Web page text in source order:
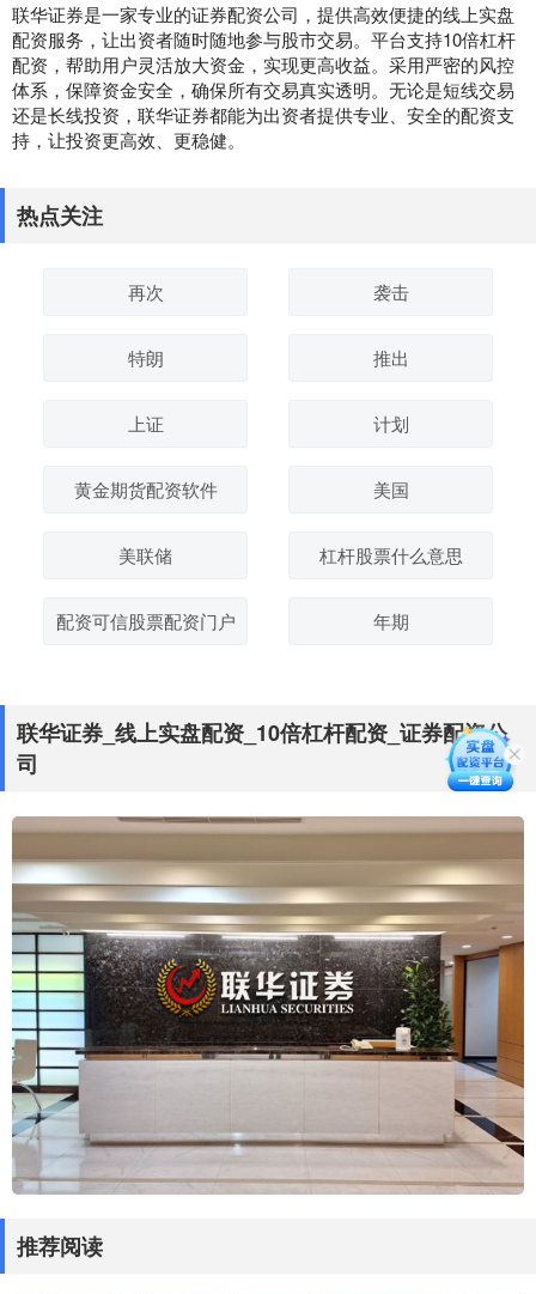
联华证券是一家专业的证券配资公司，提供高效便捷的线上实盘
配资服务，让出资者随时随地参与股市交易。平台支持10倍杠杆
配资，帮助用户灵活放大资金，实现更高收益。采用严密的风控
体系，保障资金安全，确保所有交易真实透明。无论是短线交易
还是长线投资，联华证券都能为出资者提供专业、安全的配资支
持，让投资更高效、更稳健。
热点关注
再次 袭击
特朗 推出
上证 计划
黄金期货配资软件 美国
美联储 杠杆股票什么意思
配资可信股票配资门户 年期
联华证券_线上实盘配资_10倍杠杆配资_证券配资公
司
推荐阅读